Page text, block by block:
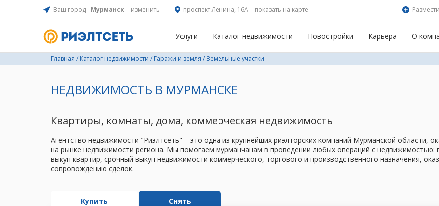
Ваш город - Мурманск изменить проспект Ленина, 16А показать на карте
Услуги Каталог недвижимости Новостройки Карьера О
Главная / Каталог недвижимости / Гаражи и земля / Земельные участки
НЕДВИЖИМОСТЬ В МУРМАНСКЕ
Квартиры, комнаты, дома, коммерческая недвижимость
Агентство недвижимости "Риэлтсеть" – это одна из крупнейших риэлторских компаний Мурманской области,
на рынке недвижимости региона. Мы помогаем мурманчанам в проведении любых операций с недвижимостью:
выкуп квартир, срочный выкуп недвижимости коммерческого, торгового и производственного назначения,
сопровождению сделок.
Купить Снять